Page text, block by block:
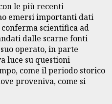
le più recenti
emersi importanti dati
scientifica ad
dalle scarne fonti
operato, in parte
luce su questioni
come il periodo storico
proveniva, come si